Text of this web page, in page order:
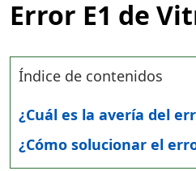
Error E1 de
Índice de contenidos
¿Cuál es la avería del
¿Cómo solucionar el